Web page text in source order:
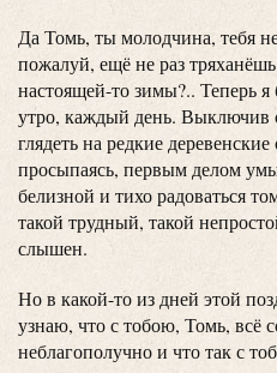
Да Томь, ты молодчина, тебя
пожалуй, ещё не раз
настоящей-то зимы?.. Теперь я
утро, каждый день. Выключив
глядеть на редкие
просыпаясь, первым делом
белизной и тихо радоваться
такой трудный, такой
слышен.
Но в какой-то из дней этой
узнаю, что с тобою, Томь, всё
неблагополучно и что так с